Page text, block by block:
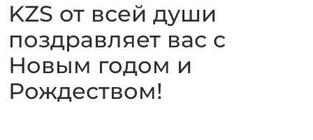
Услуги
О компании
Акции
Новости
KZS от всей души
поздравляет вас с
Новым годом и
Рождеством!